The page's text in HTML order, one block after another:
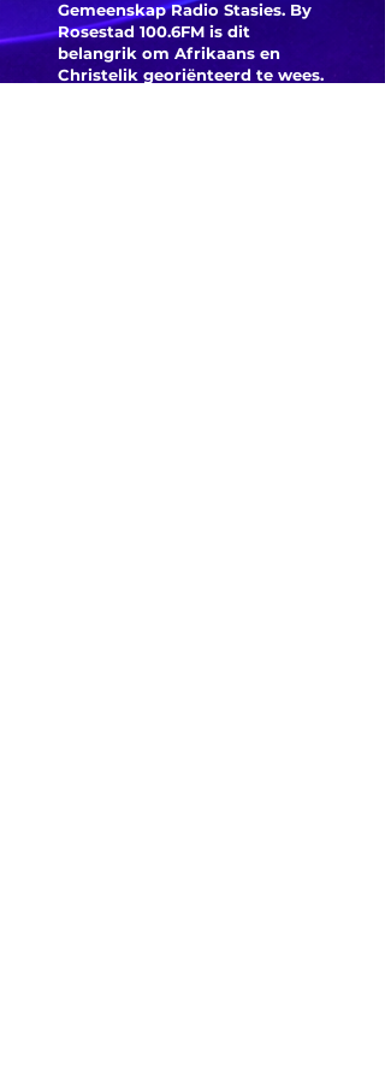
Gemeenskap Radio Stasies. By
Rosestad 100.6FM is dit
belangrik om Afrikaans en
Christelik georiënteerd te wees.